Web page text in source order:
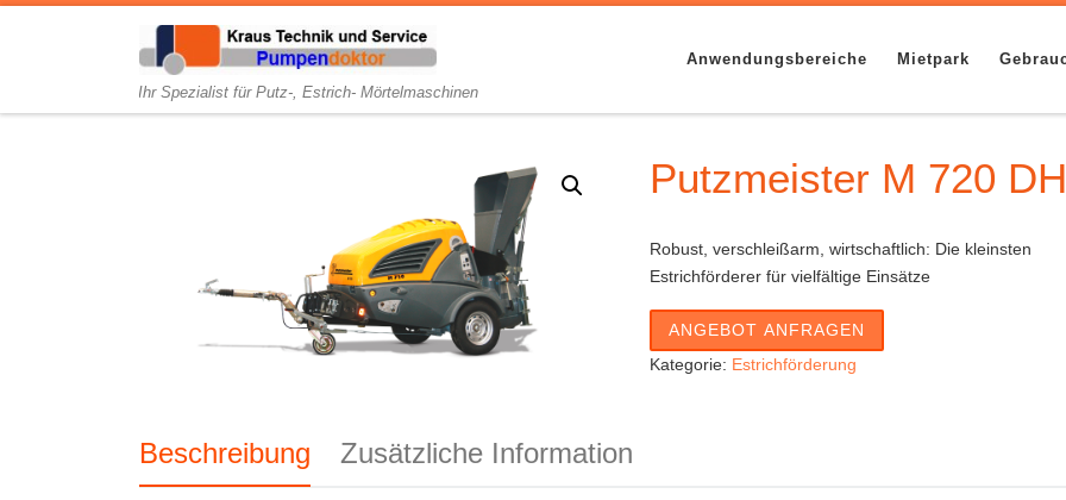
Ihr Spezialist für Putz-, Estrich- Mörtelmaschinen
Anwendungsbereiche Mietpark
Putzmeister M 720
Robust, verschleißarm, wirtschaftlich: Die kleinsten
Estrichförderer für vielfältige Einsätze
Kategorie: Estrichförderung
Beschreibung Zusätzliche Information